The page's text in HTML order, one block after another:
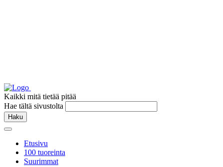
Kaikki mitä tietää pitää
Hae tältä sivustolta
Haku
Etusivu
100 tuoreinta
Suurimmat